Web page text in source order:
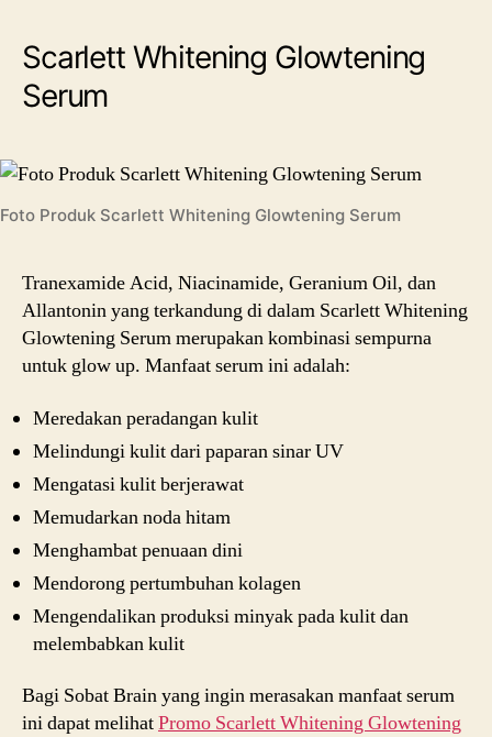
Scarlett Whitening Glowtening
Serum
Foto Produk Scarlett Whitening Glowtening Serum
Tranexamide Acid, Niacinamide, Geranium Oil, dan
Allantonin yang terkandung di dalam Scarlett Whitening
Glowtening Serum merupakan kombinasi sempurna
untuk glow up. Manfaat serum ini adalah:
Meredakan peradangan kulit
Melindungi kulit dari paparan sinar UV
Mengatasi kulit berjerawat
Memudarkan noda hitam
Menghambat penuaan dini
Mendorong pertumbuhan kolagen
Mengendalikan produksi minyak pada kulit dan
melembabkan kulit
Bagi Sobat Brain yang ingin merasakan manfaat serum
ini dapat melihatPromo Scarlett Whitening Glowtening